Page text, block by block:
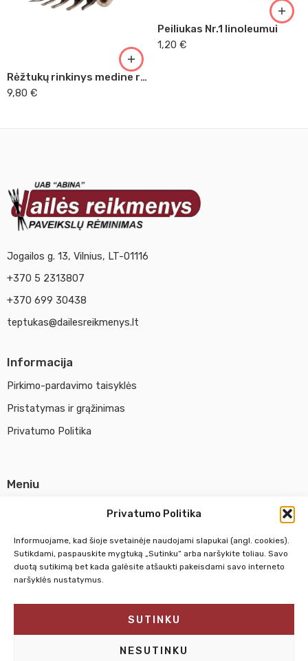
Privatumo Politika
Informuojame, kad šioje svetainėje naudojami slapukai (angl. cookies).
Sutikdami, paspauskite mygtuką „Sutinku“ arba naršykite toliau. Savo
duotą sutikimą bet kada galėsite atšaukti pakeisdami savo interneto
naršyklės nustatymus.
SUTINKU
NESUTINKU
Rėžtukų rinkinys medine rankenėle lino raižymui
9,80 €
Peiliukas Nr.1 linoleumui
1,20 €
Jogailos g. 13, Vilnius, LT-01116
+370 5 2313807
+370 699 30438
teptukas@dailesreikmenys.lt
Informacija
Pirkimo-pardavimo taisyklės
Pristatymas ir grąžinimas
Privatumo Politika
Meniu
Susisiekti su mumis